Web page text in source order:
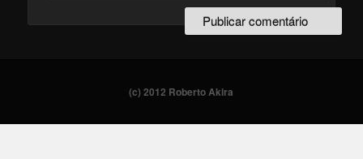
(c) 2012 Roberto Akira